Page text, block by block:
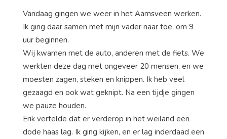
Vandaag gingen we weer in het Aamsveen werken.
Ik ging daar samen met mijn vader naar toe, om 9
uur beginnen.
Wij kwamen met de auto, anderen met de fiets. We
werkten deze dag met ongeveer 20 mensen, en we
moesten zagen, steken en knippen. Ik heb veel
gezaagd en ook wat geknipt. Na een tijdje gingen
we pauze houden.
Erik vertelde dat er verderop in het weiland een
dode haas lag. Ik ging kijken, en er lag inderdaad een